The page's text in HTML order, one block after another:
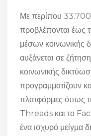
Με περίπου 33.700
προβλέπονται έως
μέσων κοινωνικής
αυξάνεται σε
κοινωνικής
προγραμματίζουν
πλατφόρμες όπως
Threads και το
ένα ισχυρό μείγμα